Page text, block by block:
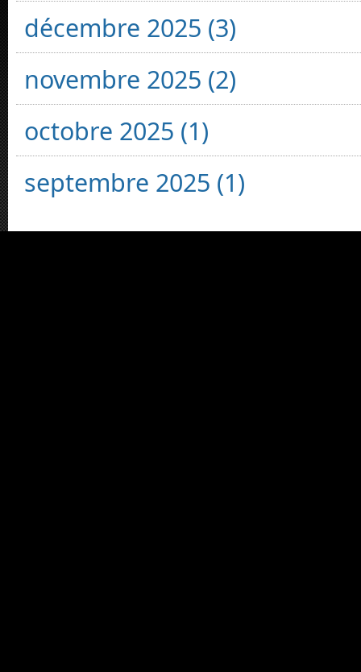
décembre 2025 (3)
novembre 2025 (2)
octobre 2025 (1)
septembre 2025 (1)